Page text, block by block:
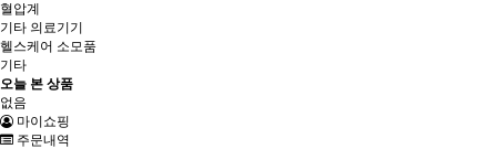
혈압계
기타 의료기기
헬스케어 소모품
기타
오늘 본 상품
없음
마이쇼핑
주문내역